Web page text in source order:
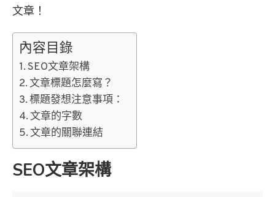
文章！
內容目錄
SEO文章架構
文章標題怎麼寫？
標題發想注意事項：
文章的字數
文章的關聯連結
SEO文章架構